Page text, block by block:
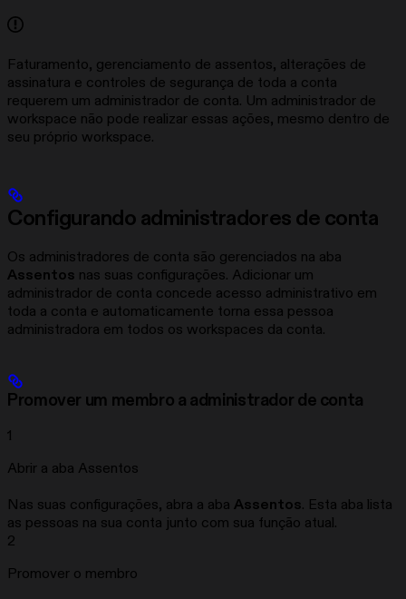
Faturamento, gerenciamento de assentos, alterações de
assinatura e controles de segurança de toda a conta
requerem um administrador de conta. Um administrador de
workspace não pode realizar essas ações, mesmo dentro de
seu próprio workspace.
Configurando administradores de conta
Os administradores de conta são gerenciados na aba
Assentos nas suas configurações. Adicionar um
administrador de conta concede acesso administrativo em
toda a conta e automaticamente torna essa pessoa
administradora em todos os workspaces da conta.
Promover um membro a administrador de conta
1
Abrir a aba Assentos
Nas suas configurações, abra a aba Assentos. Esta aba lista
as pessoas na sua conta junto com sua função atual.
2
Promover o membro